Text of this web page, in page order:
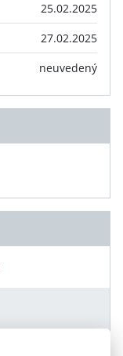
25.02.2025
27.02.2025
neuvedený